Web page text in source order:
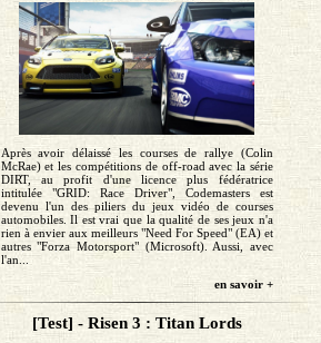
Après avoir délaissé les courses de rallye (Colin
McRae) et les compétitions de off-road avec la série
DIRT, au profit d'une licence plus fédératrice
intitulée "GRID: Race Driver", Codemasters est
devenu l'un des piliers du jeux vidéo de courses
automobiles. Il est vrai que la qualité de ses jeux n'a
rien à envier aux meilleurs "Need For Speed" (EA) et
autres "Forza Motorsport" (Microsoft). Aussi, avec
l'an...
en savoir +
[Test] - Risen 3 : Titan Lords